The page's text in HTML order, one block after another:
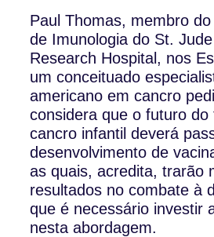
Paul Thomas, membro
de Imunologia do St. Jude
Research Hospital, nos
um conceituado
americano em cancro
considera que o futuro
cancro infantil deverá
desenvolvimento de
as quais, acredita, trarão
resultados no combate à
que é necessário investir
nesta abordagem.